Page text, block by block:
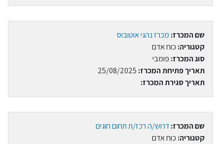
שם המכרז: מכרז נהגי אוטובוס
קטגוריה: כוח אדם
סוג המכרז: פומבי
תאריך פתיחת המכרז: 25/08/2025
תאריך סגירת המכרז:
שם המכרז:דרוש/ה רכז/ת תחום חוגים
קטגוריה: כוח אדם